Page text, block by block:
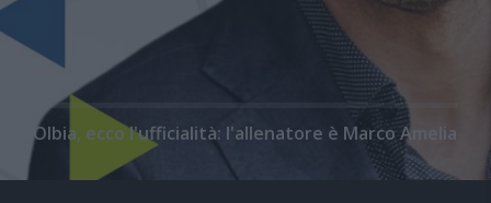
Olbia, ecco l'ufficialità: l'allenatore è Marco Amelia